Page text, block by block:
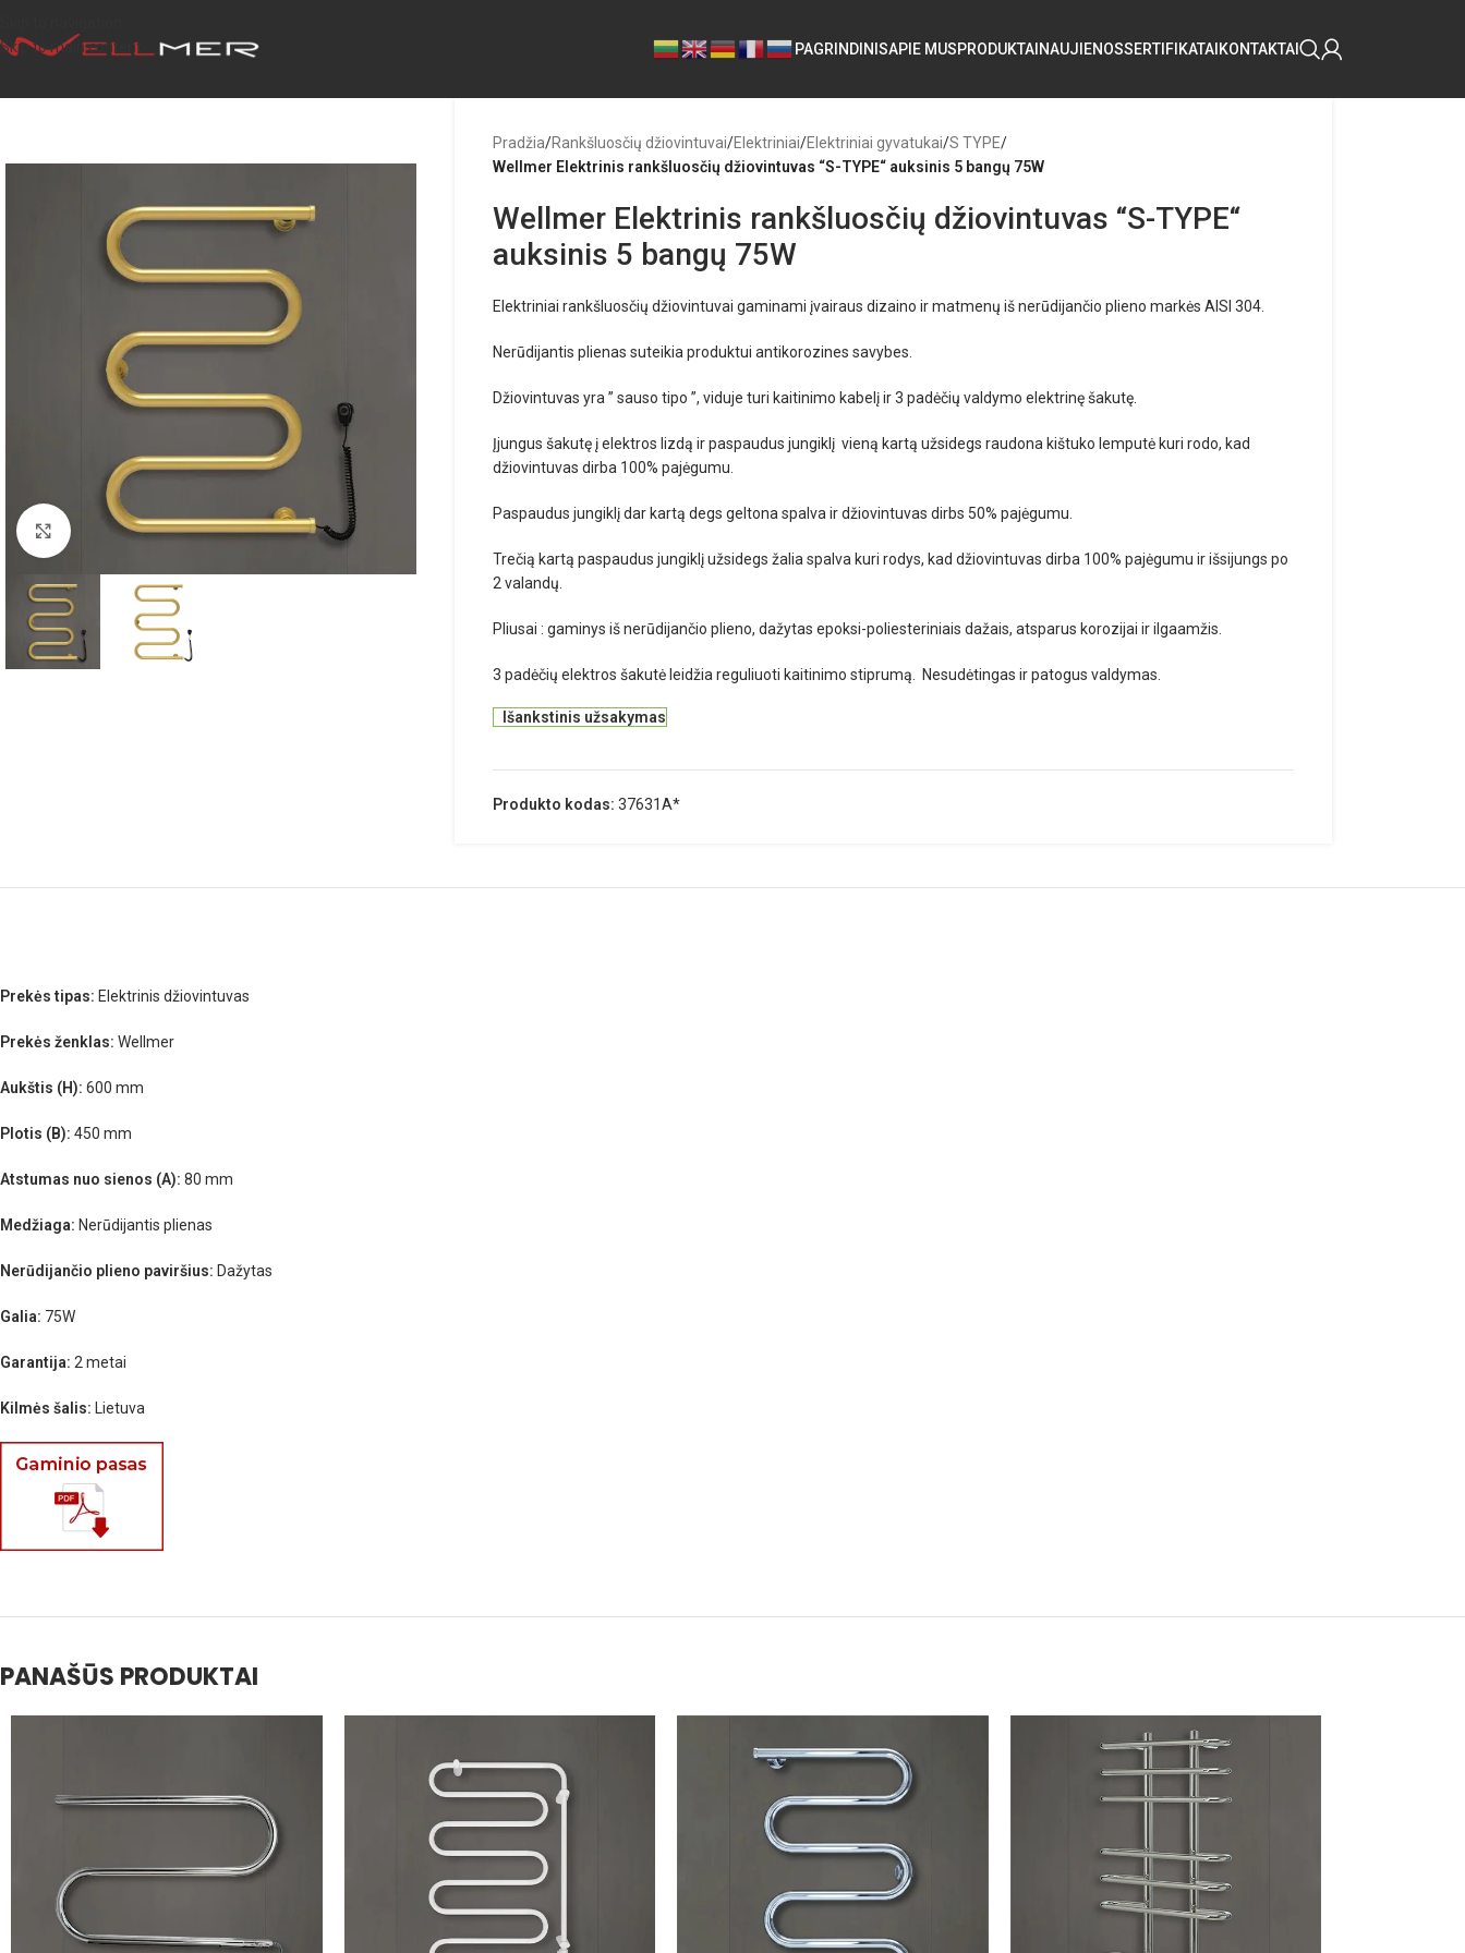
Skip to main content
PAGRINDINISAPIE MUSPRODUKTAINAUJIENOSSERTIFIKATAIKONTAKTAI
Click to enlarge
Pradžia/Rankšluosčių džiovintuvai/Elektriniai/Elektriniai gyvatukai/S TYPE/
Wellmer Elektrinis rankšluosčių džiovintuvas “S-TYPE“ auksinis 5 bangų 75W
Wellmer Elektrinis rankšluosčių džiovintuvas “S-TYPE“
auksinis 5 bangų 75W
Elektriniai rankšluosčių džiovintuvai gaminami įvairaus dizaino ir matmenų iš nerūdijančio plieno markės AISI 304.
Nerūdijantis plienas suteikia produktui antikorozines savybes.
Džiovintuvas yra ” sauso tipo ”, viduje turi kaitinimo kabelį ir 3 padėčių valdymo elektrinę šakutę.
Įjungus šakutę į elektros lizdą ir paspaudus jungiklį vieną kartą užsidegs raudona kištuko lemputė kuri rodo, kad
džiovintuvas dirba 100% pajėgumu.
Paspaudus jungiklį dar kartą degs geltona spalva ir džiovintuvas dirbs 50% pajėgumu.
Trečią kartą paspaudus jungiklį užsidegs žalia spalva kuri rodys, kad džiovintuvas dirba 100% pajėgumu ir išsijungs po
2 valandų.
Pliusai : gaminys iš nerūdijančio plieno, dažytas epoksi-poliesteriniais dažais, atsparus korozijai ir ilgaamžis.
3 padėčių elektros šakutė leidžia reguliuoti kaitinimo stiprumą. Nesudėtingas ir patogus valdymas.
Išankstinis užsakymas
Produkto kodas:37631A*
Prekės tipas: Elektrinis džiovintuvas
Prekės ženklas: Wellmer
Aukštis (H): 600 mm
Plotis (B): 450 mm
Atstumas nuo sienos (A): 80 mm
Medžiaga: Nerūdijantis plienas
Nerūdijančio plieno paviršius: Dažytas
Galia: 75W
Garantija: 2 metai
Kilmės šalis: Lietuva
PANAŠŪS PRODUKTAI